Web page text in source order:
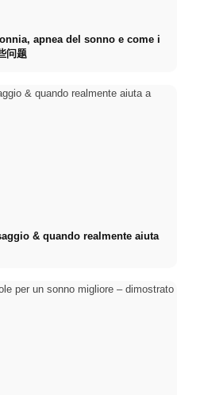
apnea del sonno e come i
问题
& quando realmente aiuta